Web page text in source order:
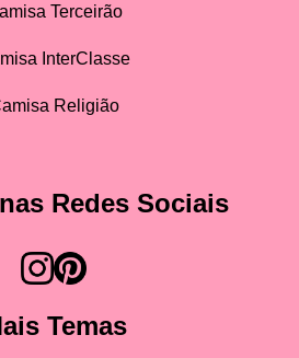
Terceirão
InterClasse
Religião
Redes Sociais
Temas